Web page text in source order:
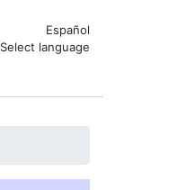
Español
Select language